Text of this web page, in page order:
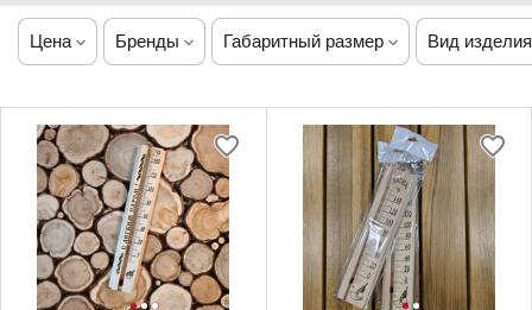
Цена Бренды Габаритный размер Вид изделия